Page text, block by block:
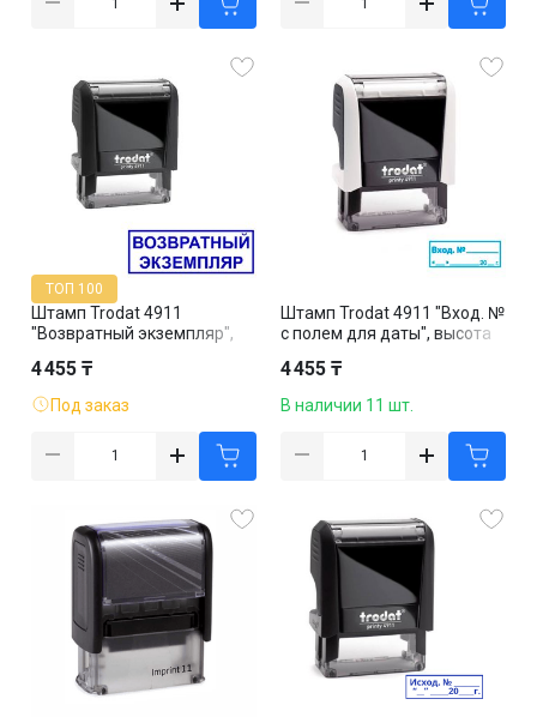
Штамп Trodat 4911
"Возвратный экземпляр",
38*14 мм, русская версия
ТОП 100
4 455 ₸
Под заказ
Штамп Trodat 4911 "Вход. №
с полем для даты", высота
38*14 мм, корпус ассорти
4 455 ₸
В наличии 11 шт.